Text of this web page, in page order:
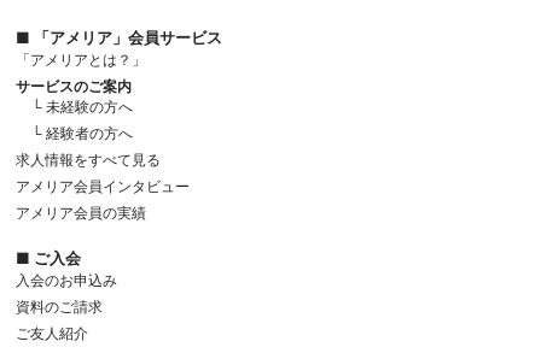
■ 「アメリア」会員サービス
「アメリアとは？」
サービスのご案内
└ 未経験の方へ
└ 経験者の方へ
求人情報をすべて見る
アメリア会員インタビュー
アメリア会員の実績
■ ご入会
入会のお申込み
資料のご請求
ご友人紹介